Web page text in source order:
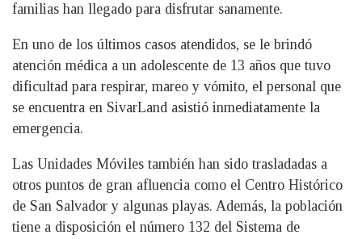
familias han llegado para disfrutar sanamente.
En uno de los últimos casos atendidos, se le brindó
atención médica a un adolescente de 13 años que tuvo
dificultad para respirar, mareo y vómito, el personal que
se encuentra en SivarLand asistió inmediatamente la
emergencia.
Las Unidades Móviles también han sido trasladadas a
otros puntos de gran afluencia como el Centro Histórico
de San Salvador y algunas playas. Además, la población
tiene a disposición el número 132 del Sistema de